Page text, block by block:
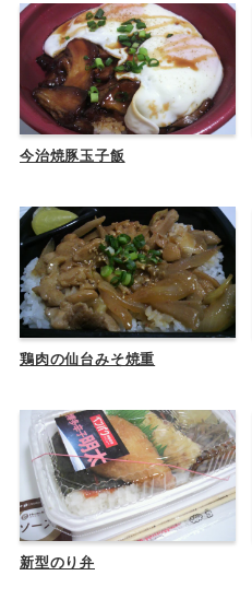
今治焼豚玉子飯
鶏肉の仙台みそ焼重
新型のり弁